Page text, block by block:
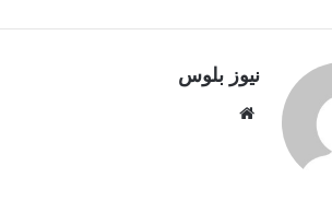
نيوز بلوس